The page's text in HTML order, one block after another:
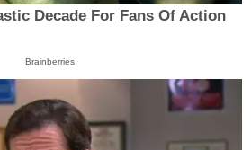
Decade For Fans Of Action
Brainberries